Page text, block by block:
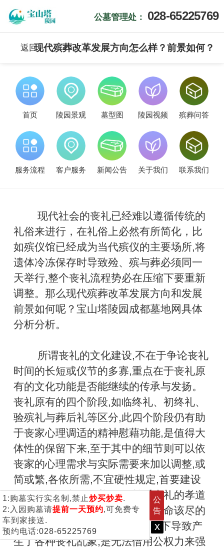
1:购墓实行实名制,禁止炒买炒卖.
2:入园购墓请提前一天预约,可免费专
车到家接送.
预约电话:028-65225769
公
告
x
公墓管理处： 028-65225769
返回现代殡葬改革发展方向怎么样？前景如何？
首页 陵园景观 墓型图 陵园视频 殡葬问答
服务流程 客户服务 新闻公告 关于我们 联系我们
现代社会的丧礼已经难以遵循传统的
礼俗来进行，在礼俗上必然有所简化，比
如殡仪馆已经成为当代殡仪的主要场所,将
遗体冷冻保存时导致殓、殡与葬必须同一
天举行,整个丧礼流程势必在压缩下要重新
调整。那么现代殡葬改革发展方向和发展
前景如何呢？宝山塔陵园成都墓地网具体
分析分析。
所谓丧礼的文化建设,不在于争论丧礼
时间的长短或仪节的多寡,重点在于丧礼原
有的文化功能是否能继续的传承与发扬。
丧礼原有的四个阶段,如临终礼、初终礼、
验殡礼与葬后礼等区分,此四个阶段仍有助
于丧家心理调适的精神慰藉功能,是值得大
体性的保留下来,至于其中的细节则可以依
丧家的心理需求与实际需要来加以调整,或
简或繁,各依所需,不宜硬性规定,首要建设
的是人性的文化教养工作,尊重丧礼的孝道
功能,让生者与亡者都能善尽其生命该尽的
责任与义务。至于缺乏文化教养下导致产
生了各种丧礼乱象,是无法借用公权力来强